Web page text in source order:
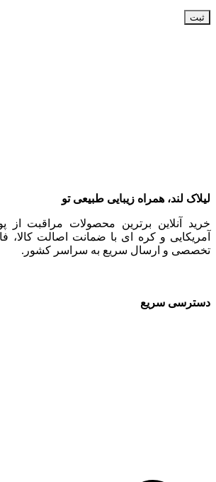
لیلاک‌ لند، همراه زیبایی طبیعی تو
خرید آنلاین برترین محصولات مراقبت از
آمریکایی و کره ای با ضمانت اصالت کالا،
تخصصی و ارسال سریع به سراسر کشور.
دسترسی سریع